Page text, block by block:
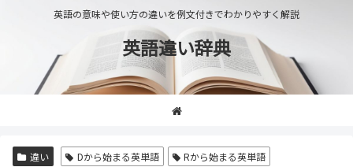
英語の意味や使い方の違いを例文付きでわかりやすく解説
英語違い辞典
違い Dから始まる英単語 Rから始まる英単語